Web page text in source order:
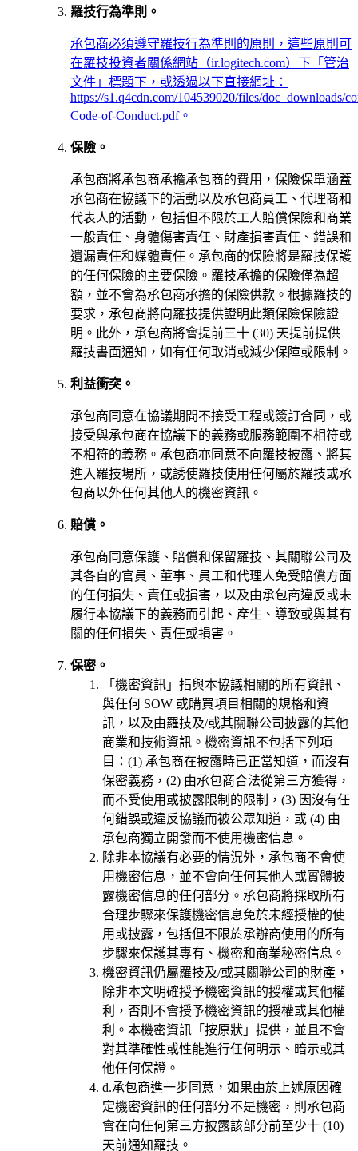
羅技行為準則。
承包商必須遵守羅技行為準則的原則，這些原則可
在羅技投資者關係網站（ir.logitech.com）下「管治
文件」標題下，或透過以下直接網址：
https://s1.q4cdn.com/104539020/files/doc_downloads/
Code-of-Conduct.pdf。
保險。
承包商將承包商承擔承包商的費用，保險保單涵蓋
承包商在協議下的活動以及承包商員工、代理商和
代表人的活動，包括但不限於工人賠償保險和商業
一般責任、身體傷害責任、財產損害責任、錯誤和
遺漏責任和媒體責任。承包商的保險將是羅技保護
的任何保險的主要保險。羅技承擔的保險僅為超
額，並不會為承包商承擔的保險供款。根據羅技的
要求，承包商將向羅技提供證明此類保險保險證
明。此外，承包商將會提前三十 (30) 天提前提供
羅技書面通知，如有任何取消或減少保障或限制。
利益衝突。
承包商同意在協議期間不接受工程或簽訂合同，或
接受與承包商在協議下的義務或服務範圍不相符或
不相符的義務。承包商亦同意不向羅技披露、將其
進入羅技場所，或誘使羅技使用任何屬於羅技或承
包商以外任何其他人的機密資訊。
賠償。
承包商同意保護、賠償和保留羅技、其關聯公司及
其各自的官員、董事、員工和代理人免受賠償方面
的任何損失、責任或損害，以及由承包商違反或未
履行本協議下的義務而引起、產生、導致或與其有
關的任何損失、責任或損害。
保密。
「機密資訊」指與本協議相關的所有資訊、
與任何 SOW 或購買項目相關的規格和資
訊，以及由羅技及/或其關聯公司披露的其他
商業和技術資訊。機密資訊不包括下列項
目：(1) 承包商在披露時已正當知道，而沒有
保密義務，(2) 由承包商合法從第三方獲得，
而不受使用或披露限制的限制，(3) 因沒有任
何錯誤或違反協議而被公眾知道，或 (4) 由
承包商獨立開發而不使用機密信息。
除非本協議有必要的情況外，承包商不會使
用機密信息，並不會向任何其他人或實體披
露機密信息的任何部分。承包商將採取所有
合理步驟來保護機密信息免於未經授權的使
用或披露，包括但不限於承辦商使用的所有
步驟來保護其專有、機密和商業秘密信息。
機密資訊仍屬羅技及/或其關聯公司的財產，
除非本文明確授予機密資訊的授權或其他權
利，否則不會授予機密資訊的授權或其他權
利。本機密資訊「按原狀」提供，並且不會
對其準確性或性能進行任何明示、暗示或其
他任何保證。
d.承包商進一步同意，如果由於上述原因確
定機密資訊的任何部分不是機密，則承包商
會在向任何第三方披露該部分前至少十 (10)
天前通知羅技。